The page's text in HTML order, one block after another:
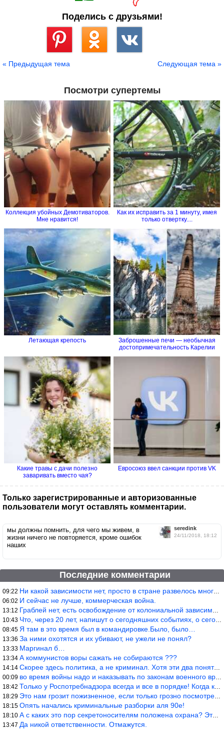
Поделись с друзьями!
« Предыдущая тема Следующая тема »
Посмотри супертемы
Коллекция убойных Демотиваторов.
Мне нравится!
Как их исправить за 1 минуту, имея
только отвертку....
Летающая крепость
Заброшенные печи — необычная
достопримечательность Карелии
Какие травы с дачи полезно
заваривать вместо чая?
Евросоюз ввел санкции против VK
Только зарегистрированные и авторизованные
пользователи могут оставлять комментарии.
seredink
24/11/2018, 18:12
мы должны помнить, для чего мы живем, в
жизни ничего не повторяется, кроме ошибок
наших
Последние комментарии
09:22 Ни какой зависимости нет, просто в стране развелось много ипанут
06:02 И сейчас не лучше, коммерческая война.
13:12 Граблей нет, есть освобождение от колониальной зависимости, это
10:43 Что, через 20 лет, напишут о сегодняшних событиях, о сегодняшней
08:45 Я там в это время был в командировке.Было, было…
13:36 За ними охотятся и их убивают, не ужели не понял?
13:33 Маргинал б…
13:34 А коммунистов воры сажать не собираются ???
14:14 Скорее здесь политика, а не криминал. Хотя эти два понятия начин
00:09 во время войны надо и наказывать по законам военного времени, а
18:42 Только у Роспотребнадзора всегда и все в порядке! Когда касается
18:29 Это нам грозит пожизненное, если только грозно посмотреть в их с
18:15 Опять начались криминальные разборки аля 90е!
18:10 А с каких это пор секретоносителям положена охрана? Это его зада
13:47 Да никой ответственности. Отмажутся.